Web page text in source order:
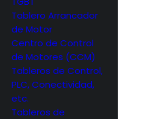
Tablero Arrancador
de Motor
Centro de Control
de Motores (CCM)
Tableros de Control,
PLC, Conectividad,
etc.
Tableros de